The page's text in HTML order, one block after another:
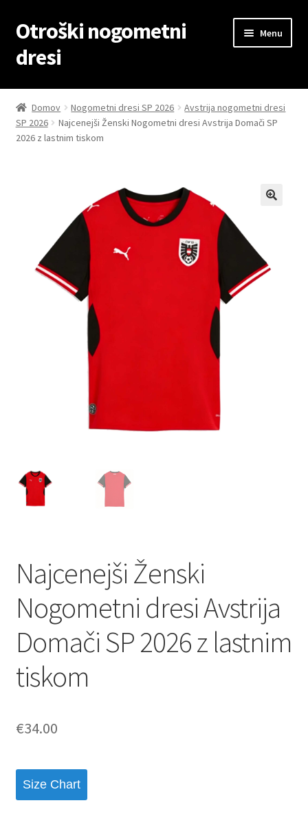
Skip
to
navigation
Skip
to
content
Otroški nogometni
dresi
Menu
Domov
Blog
Moj račun
Trgovina
Zaključek nakupa
Domov Nogometni dresi SP 2026
Avstrija nogometni dresi
SP 2026
Najcenejši Ženski Nogometni dresi Avstrija Domači SP
2026 z lastnim tiskom
Najcenejši Ženski
Nogometni dresi Avstrija
Domači SP 2026 z lastnim
tiskom
€34.00
Size Chart